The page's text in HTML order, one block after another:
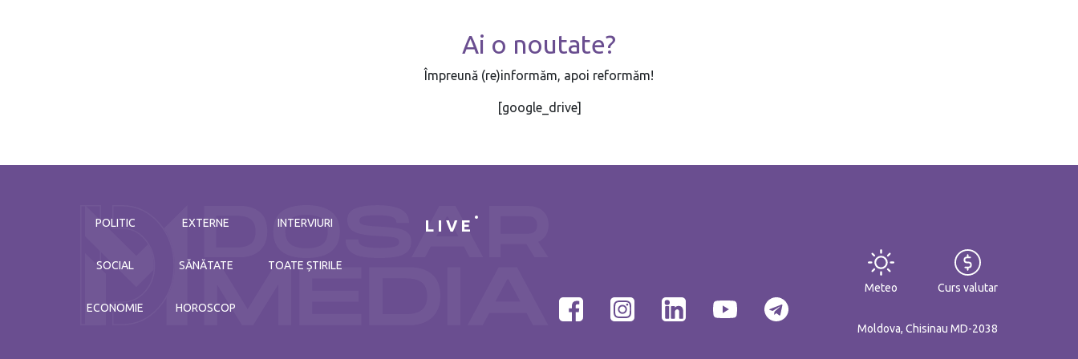
Ai o noutate?
Împreună (re)informăm, apoi reformăm!
[google_drive]
POLITIC
SOCIAL
ECONOMIE
EXTERNE
SĂNĂTATE
HOROSCOP
INTERVIURI
TOATE ȘTIRILE
LIVE
Meteo Curs valutar
Moldova, Chisinau MD-2038